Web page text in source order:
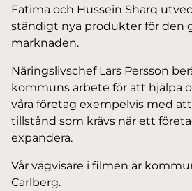
Fatima och Hussein Sharq
ständigt nya produkter för den
marknaden.
Näringslivschef Lars Persson
kommuns arbete för att hjälpa
våra företag exempelvis med
tillstånd som krävs när ett
expandera.
Vår vägvisare i filmen är
Carlberg.